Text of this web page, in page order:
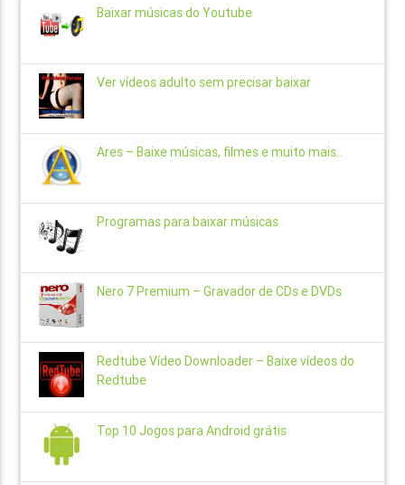
Baixar músicas do Youtube
Ver vídeos adulto sem precisar baixar
Ares – Baixe músicas, filmes e muito mais..
Programas para baixar músicas
Nero 7 Premium – Gravador de CDs e DVDs
Redtube Vídeo Downloader – Baixe vídeos do
Redtube
Top 10 Jogos para Android grátis